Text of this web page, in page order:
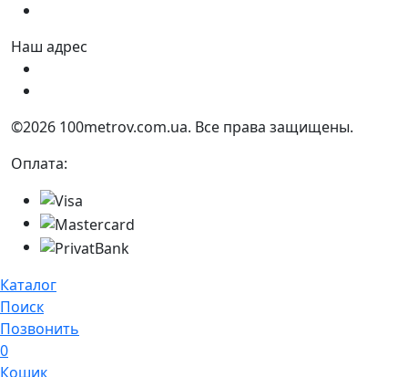
Наш адрес
©2026 100metrov.com.ua. Все права защищены.
Оплата:
Каталог
Поиск
Позвонить
0
Кошик